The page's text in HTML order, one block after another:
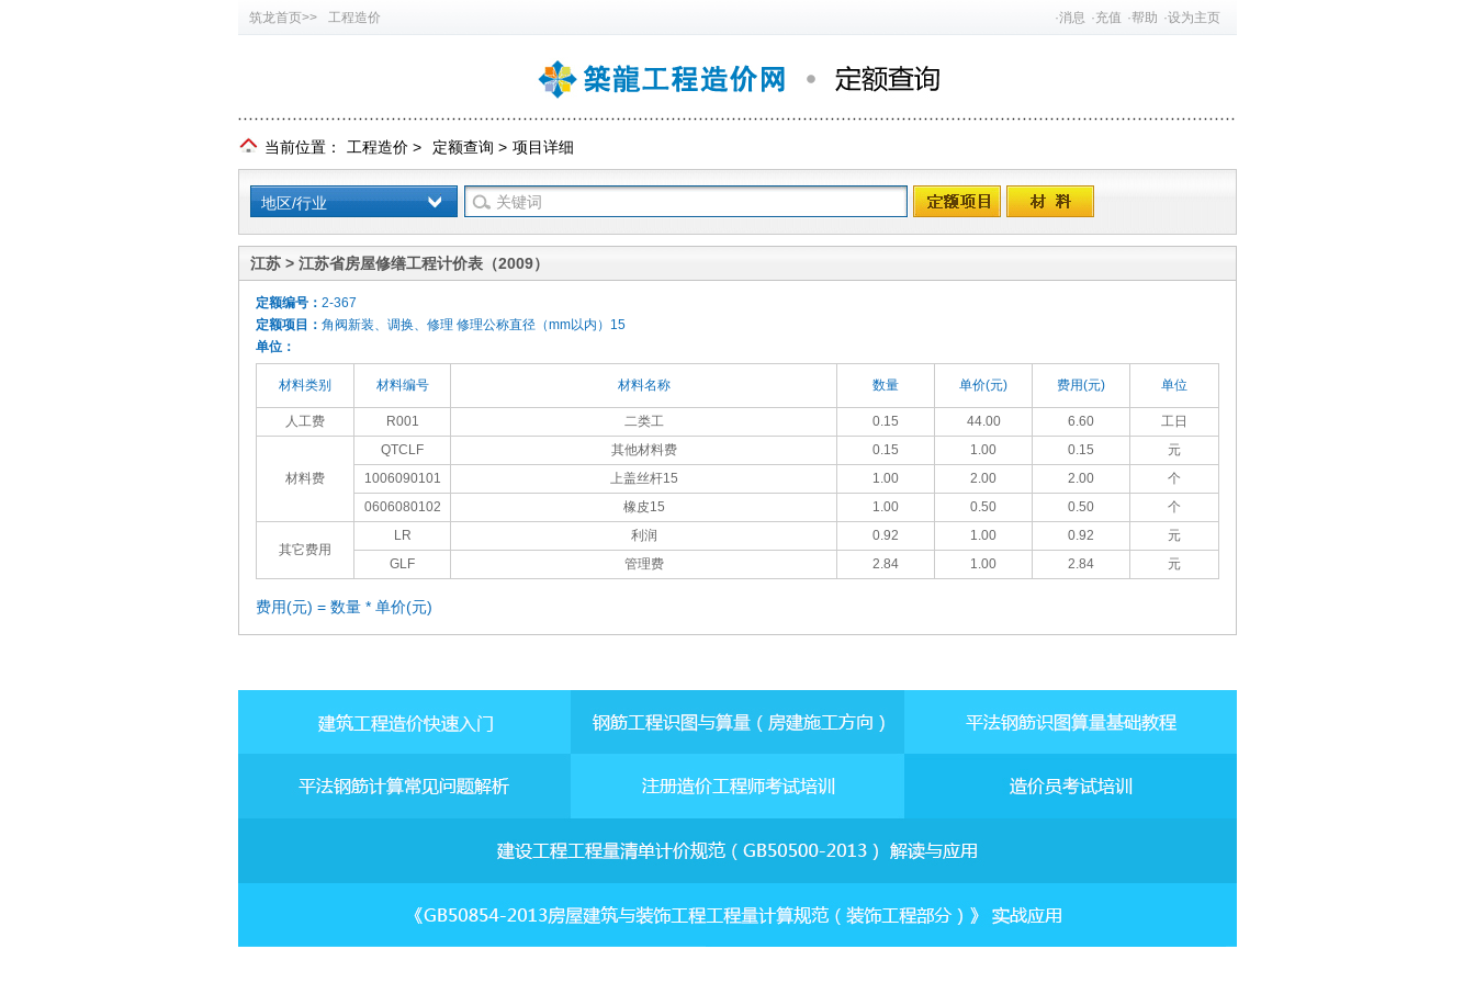
筑龙首页>> 工程造价 ·消息 ·充值 ·帮助 ·设为主页
当前位置： 工程造价 > 定额查询 > 项目详细
地区/行业
江苏 > 江苏省房屋修缮工程计价表（2009）
定额编号： 2-367
定额项目： 角阀新装、调换、修理 修理公称直径（mm以内）15
单位：
材料类别 材料编号 材料名称 数量 单价(元) 费用(元) 单位
人工费 R001 二类工 0.15 44.00 6.60 工日
材料费
QTCLF 其他材料费 0.15 1.00 0.15
元
1006090101
上盖丝杆15 1.00 2.00 2.00
个
0606080102
橡皮15 1.00 0.50 0.50 个
其它费用
LR 利润 0.92 1.00 0.92
元
GLF
管理费 2.84 1.00 2.84 元
费用(元) = 数量 * 单价(元)